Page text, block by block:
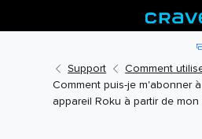
Support
Comment
Comment puis-je m'abonner
appareil Roku à partir de